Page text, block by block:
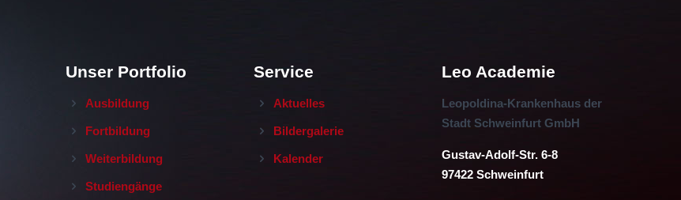
Unser Portfolio
Ausbildung
Fortbildung
Weiterbildung
Studiengänge
Service
Aktuelles
Bildergalerie
Kalender
Leo Academie
Leopoldina-Krankenhaus der
Stadt Schweinfurt GmbH
Gustav-Adolf-Str. 6-8
97422 Schweinfurt